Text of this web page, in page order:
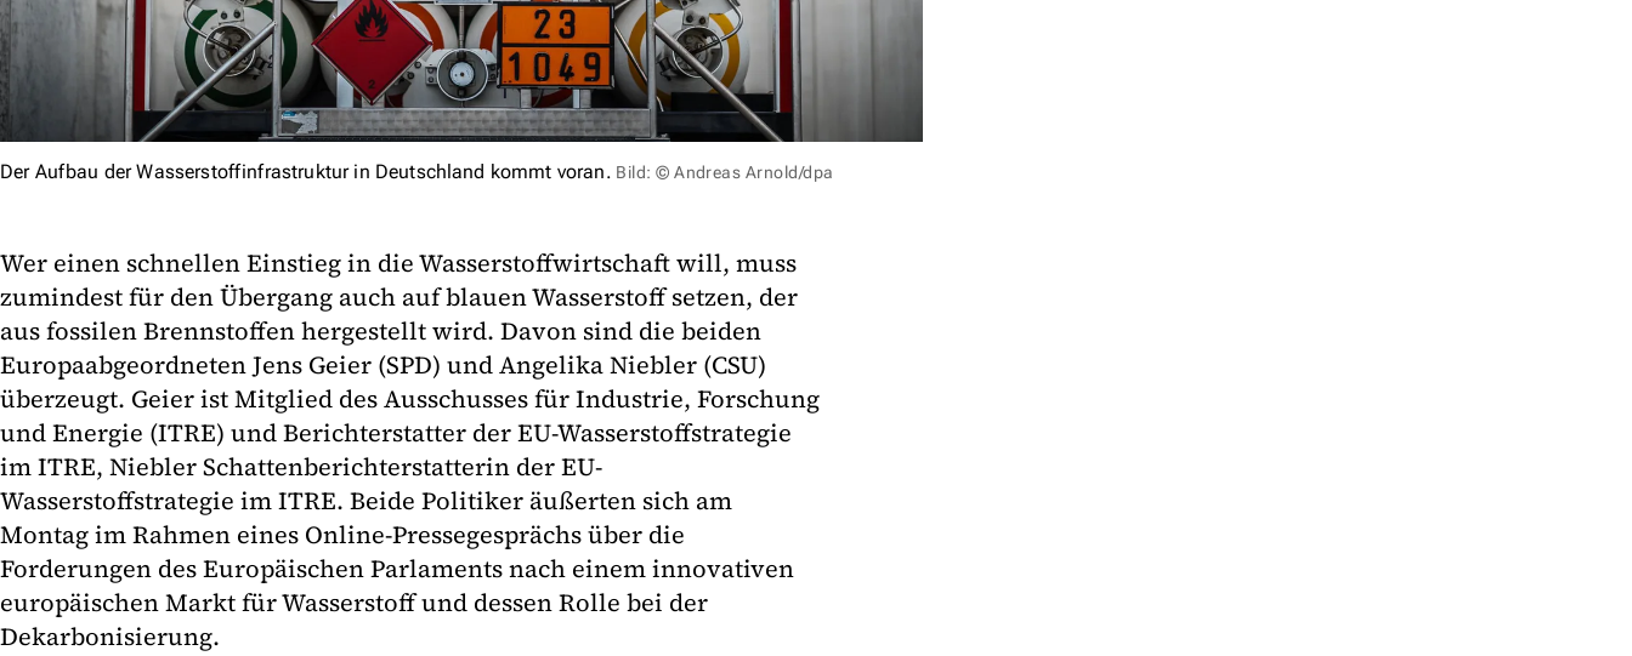
Der Aufbau der Wasserstoffinfrastruktur in Deutschland kommt voran. Bild: © Andreas Arnold/dpa
Wer einen schnellen Einstieg in die Wasserstoffwirtschaft will, muss
zumindest für den Übergang auch auf blauen Wasserstoff setzen, der
aus fossilen Brennstoffen hergestellt wird. Davon sind die beiden
Europaabgeordneten Jens Geier (SPD) und Angelika Niebler (CSU)
überzeugt. Geier ist Mitglied des Ausschusses für Industrie, Forschung
und Energie (ITRE) und Berichterstatter der EU-Wasserstoffstrategie
im ITRE, Niebler Schattenberichterstatterin der EU-
Wasserstoffstrategie im ITRE. Beide Politiker äußerten sich am
Montag im Rahmen eines Online-Pressegesprächs über die
Forderungen des Europäischen Parlaments nach einem innovativen
europäischen Markt für Wasserstoff und dessen Rolle bei der
Dekarbonisierung.